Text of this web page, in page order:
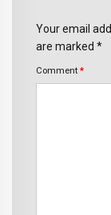
Your email
are marked *
Comment *